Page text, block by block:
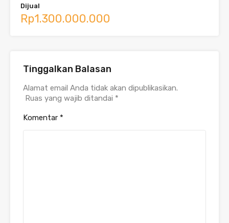
Dijual
Rp1.300.000.000
Tinggalkan Balasan
Alamat email Anda tidak akan dipublikasikan.
Ruas yang wajib ditandai *
Komentar *